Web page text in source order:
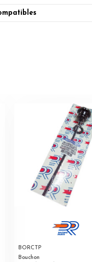
BORCTP
Bouchon